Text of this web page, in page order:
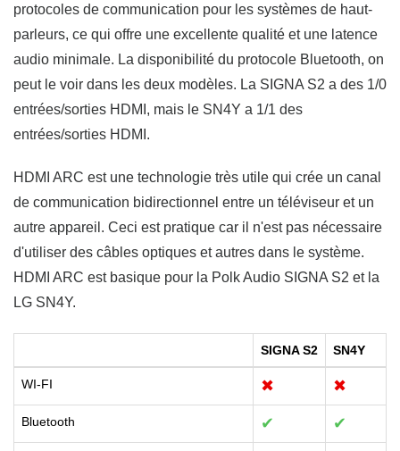
protocoles de communication pour les systèmes de haut-
parleurs, ce qui offre une excellente qualité et une latence
audio minimale. La disponibilité du protocole Bluetooth, on
peut le voir dans les deux modèles. La SIGNA S2 a des 1/0
entrées/sorties HDMI, mais le SN4Y a 1/1 des
entrées/sorties HDMI.
HDMI ARC est une technologie très utile qui crée un canal
de communication bidirectionnel entre un téléviseur et un
autre appareil. Ceci est pratique car il n'est pas nécessaire
d'utiliser des câbles optiques et autres dans le système.
HDMI ARC est basique pour la Polk Audio SIGNA S2 et la
LG SN4Y.
SIGNA S2 SN4Y
WI-FI ✖ ✖
Bluetooth ✔ ✔